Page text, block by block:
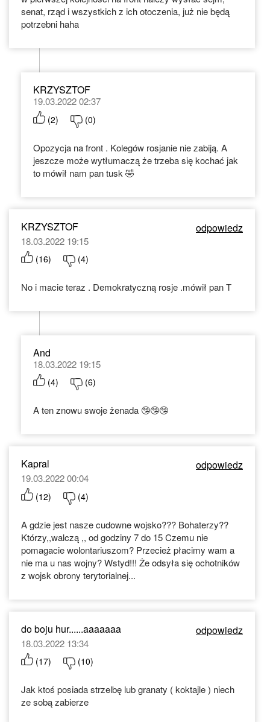
senat, rząd i wszystkich z ich otoczenia, już nie będą
potrzebni haha
KRZYSZTOF
19.03.2022 02:37
(2) (0)
Opozycja na front . Kolegów rosjanie nie zabiją. A
jeszcze może wytłumaczą że trzeba się kochać jak
to mówił nam pan tusk 🤣
KRZYSZTOF odpowiedz
18.03.2022 19:15
(16) (4)
No i macie teraz . Demokratyczną rosje .mówił pan T
And
18.03.2022 19:15
(4) (6)
A ten znowu swoje żenada 🤥🤥🤥
Kapral odpowiedz
19.03.2022 00:04
(12) (4)
A gdzie jest nasze cudowne wojsko??? Bohaterzy??
Którzy,,walczą ,, od godziny 7 do 15 Czemu nie
pomagacie wolontariuszom? Przecież płacimy wam a
nie ma u nas wojny? Wstyd!!! Że odsyła się ochotników
z wojsk obrony terytorialnej...
do boju hur......aaaaaaa odpowiedz
18.03.2022 13:34
(17) (10)
Jak ktoś posiada strzelbę lub granaty ( koktajle ) niech
ze sobą zabierze